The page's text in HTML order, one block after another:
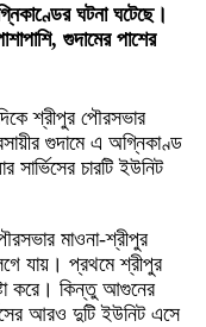
ঘটনা ঘটেছে।
গুদামের পাশের
শ্রীপুর পৌরসভার
গুদামে এ অগ্নিকাণ্ড
সার্ভিসের চারটি ইউনিট
মাওনা-শ্রীপুর
যায়। প্রথমে শ্রীপুর
করে। কিন্তু আগুনের
আরও দুটি ইউনিট এসে